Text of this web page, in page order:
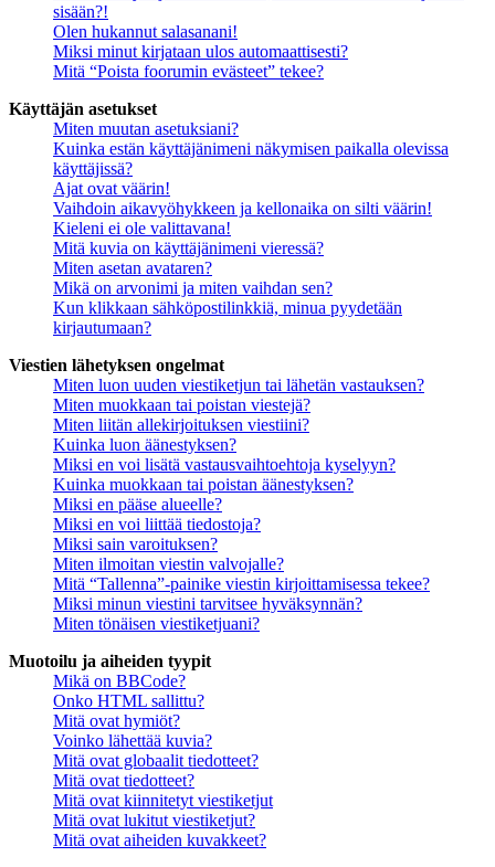
sisään?!
Olen hukannut salasanani!
Miksi minut kirjataan ulos automaattisesti?
Mitä “Poista foorumin evästeet” tekee?
Käyttäjän asetukset
Miten muutan asetuksiani?
Kuinka estän käyttäjänimeni näkymisen paikalla olevissa
käyttäjissä?
Ajat ovat väärin!
Vaihdoin aikavyöhykkeen ja kellonaika on silti väärin!
Kieleni ei ole valittavana!
Mitä kuvia on käyttäjänimeni vieressä?
Miten asetan avataren?
Mikä on arvonimi ja miten vaihdan sen?
Kun klikkaan sähköpostilinkkiä, minua pyydetään
kirjautumaan?
Viestien lähetyksen ongelmat
Miten luon uuden viestiketjun tai lähetän vastauksen?
Miten muokkaan tai poistan viestejä?
Miten liitän allekirjoituksen viestiini?
Kuinka luon äänestyksen?
Miksi en voi lisätä vastausvaihtoehtoja kyselyyn?
Kuinka muokkaan tai poistan äänestyksen?
Miksi en pääse alueelle?
Miksi en voi liittää tiedostoja?
Miksi sain varoituksen?
Miten ilmoitan viestin valvojalle?
Mitä “Tallenna”-painike viestin kirjoittamisessa tekee?
Miksi minun viestini tarvitsee hyväksynnän?
Miten tönäisen viestiketjuani?
Muotoilu ja aiheiden tyypit
Mikä on BBCode?
Onko HTML sallittu?
Mitä ovat hymiöt?
Voinko lähettää kuvia?
Mitä ovat globaalit tiedotteet?
Mitä ovat tiedotteet?
Mitä ovat kiinnitetyt viestiketjut
Mitä ovat lukitut viestiketjut?
Mitä ovat aiheiden kuvakkeet?